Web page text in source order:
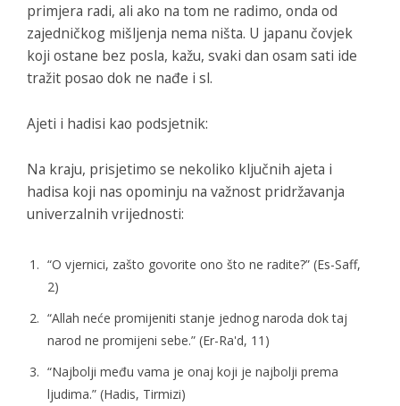
primjera radi, ali ako na tom ne radimo, onda od
zajedničkog mišljenja nema ništa. U japanu čovjek
koji ostane bez posla, kažu, svaki dan osam sati ide
tražit posao dok ne nađe i sl.
Ajeti i hadisi kao podsjetnik:
Na kraju, prisjetimo se nekoliko ključnih ajeta i
hadisa koji nas opominju na važnost pridržavanja
univerzalnih vrijednosti:
“O vjernici, zašto govorite ono što ne radite?” (Es-Saff,
2)
“Allah neće promijeniti stanje jednog naroda dok taj
narod ne promijeni sebe.” (Er-Ra'd, 11)
“Najbolji među vama je onaj koji je najbolji prema
ljudima.” (Hadis, Tirmizi)